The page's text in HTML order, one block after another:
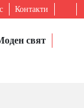
Контакти
свят